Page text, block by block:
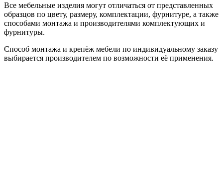
Все мебельные изделия могут отличаться от представленных
образцов по цвету, размеру, комплектации, фурнитуре, а также
способами монтажа и производителями комплектующих и
фурнитуры.
Способ монтажа и крепёж мебели по индивидуальному заказу
выбирается производителем по возможности её применения.